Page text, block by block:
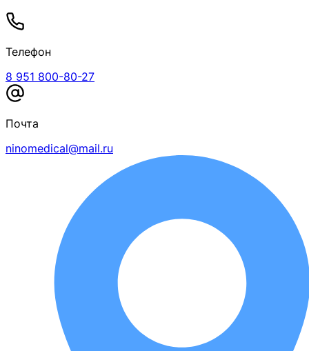
Телефон
8 951 800-80-27
Почта
ninomedical@mail.ru